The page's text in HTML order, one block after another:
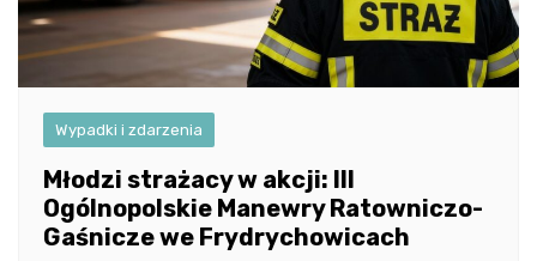
Wypadki i zdarzenia
Młodzi strażacy w akcji: III
Ogólnopolskie Manewry Ratowniczo-
Gaśnicze we Frydrychowicach